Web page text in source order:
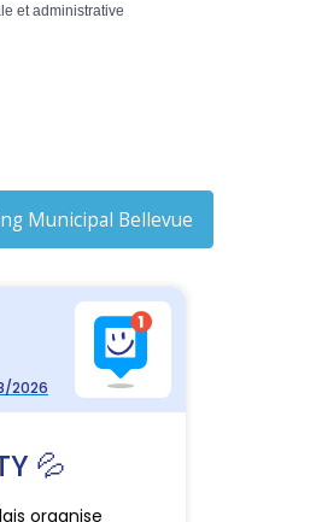
et administrative
Municipal Bellevue